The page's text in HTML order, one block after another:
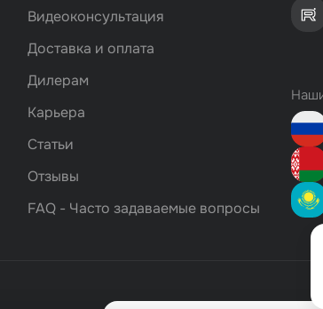
Видеоконсультация
Доставка и оплата
Дилерам
Карьера
Статьи
Отзывы
FAQ - Часто задаваемые вопросы